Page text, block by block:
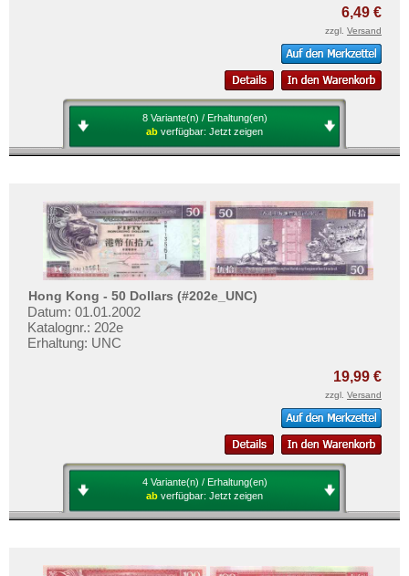
6,49 €
zzgl. Versand
8 Variante(n) / Erhaltung(en)
ab verfügbar: Jetzt zeigen
Hong Kong - 50 Dollars (#202e_UNC)
Datum: 01.01.2002
Katalognr.: 202e
Erhaltung: UNC
19,99 €
zzgl. Versand
4 Variante(n) / Erhaltung(en)
ab verfügbar: Jetzt zeigen